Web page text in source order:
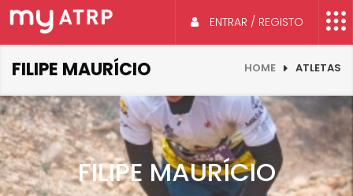
ENTRAR / REGISTO
FILIPE MAURÍCIO HOME ATLETAS
FILIPE MAURÍCIO